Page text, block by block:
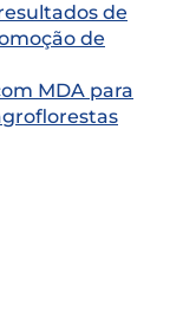
de
de
MDA para